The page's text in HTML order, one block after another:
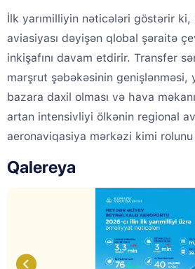
İlk yarımilliyin nəticələri göstərir ki,
aviasiyası dəyişən qlobal şəraitə
inkişafını davam etdirir. Transfer
marşrut şəbəkəsinin genişlənməsi,
bazara daxil olması və hava
artan intensivliyi ölkənin regional
aeronaviqasiya mərkəzi kimi
Qalereya